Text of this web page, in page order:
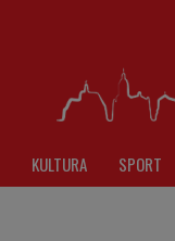
KULTURA SPORT